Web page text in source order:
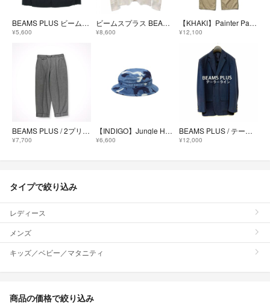
BEAMS PLUS ビームスプラス ジャケット M 紺 【古着】【中古】【送料無料】
¥5,600
ビームスプラス BEAMS PLUS LOOPWHEELER スウェット
¥8,600
【KHAKI】Painter Pants Uniform Serge Pin Stripe
¥12,100
BEAMS PLUS / 2プリーツフランネルトラウザー 参考定価：18,000+tax SIZE:M
¥7,700
【INDIGO】Jungle Hat Indigo Lip?Camo
¥6,600
BEAMS PLUS / テーラーライン シアサッカー3Bジャケット
¥12,000
タイプで絞り込み
レディース
メンズ
キッズ／ベビー／マタニティ
商品の価格で絞り込み